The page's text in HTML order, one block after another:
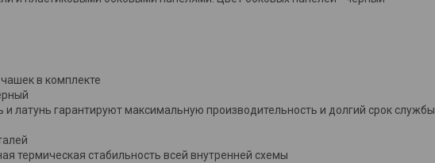
в комплекте
латунь гарантируют максимальную производительность и долгий срок службы
термическая стабильность всей внутренней схемы